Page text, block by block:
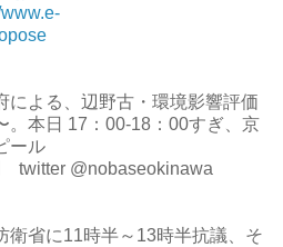
よる、辺野古・環境影響評価
。本日 17：00-18：00すぎ、京
ール
twitter @nobaseokinawa
省に11時半～13時半抗議、そ